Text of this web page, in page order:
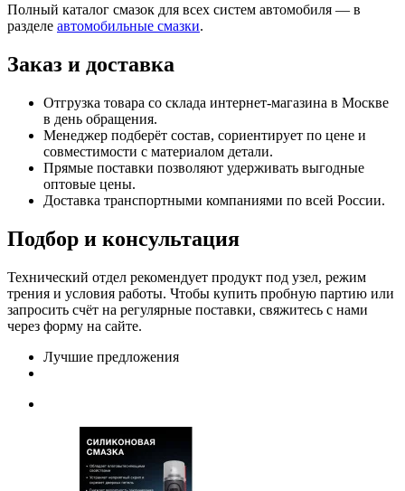
Полный каталог смазок для всех систем автомобиля — в
разделе автомобильные смазки.
Заказ и доставка
Отгрузка товара со склада интернет-магазина в Москве
в день обращения.
Менеджер подберёт состав, сориентирует по цене и
совместимости с материалом детали.
Прямые поставки позволяют удерживать выгодные
оптовые цены.
Доставка транспортными компаниями по всей России.
Подбор и консультация
Технический отдел рекомендует продукт под узел, режим
трения и условия работы. Чтобы купить пробную партию или
запросить счёт на регулярные поставки, свяжитесь с нами
через форму на сайте.
Лучшие предложения